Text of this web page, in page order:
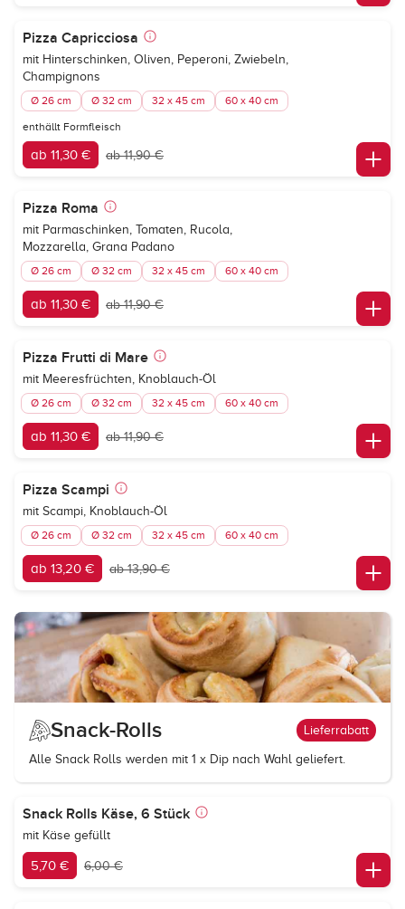
Pizza Capricciosa
mit Hinterschinken, Oliven, Peperoni, Zwiebeln,
Champignons
Ø 26 cm Ø 32 cm 32 x 45 cm 60 x 40 cm
enthällt Formfleisch
ab 11,30 € ab 11,90 €
Pizza Roma
mit Parmaschinken, Tomaten, Rucola,
Mozzarella, Grana Padano
Ø 26 cm Ø 32 cm 32 x 45 cm 60 x 40 cm
ab 11,30 € ab 11,90 €
Pizza Frutti di Mare
mit Meeresfrüchten, Knoblauch-Öl
Ø 26 cm Ø 32 cm 32 x 45 cm 60 x 40 cm
ab 11,30 € ab 11,90 €
Pizza Scampi
mit Scampi, Knoblauch-Öl
Ø 26 cm Ø 32 cm 32 x 45 cm 60 x 40 cm
ab 13,20 € ab 13,90 €
Snack-Rolls Lieferrabatt
Alle Snack Rolls werden mit 1 x Dip nach Wahl geliefert.
Snack Rolls Käse, 6 Stück
mit Käse gefüllt
5,70 € 6,00 €